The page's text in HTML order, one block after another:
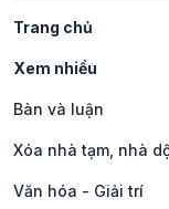
Trang chủ
Xem nhiều
Bàn và luận
Xóa nhà tạm, nhà
Văn hóa - Giải trí